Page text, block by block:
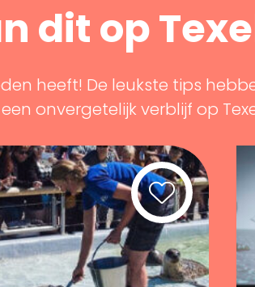
dit op
heeft! De leukste tips
onvergetelijk verblijf op